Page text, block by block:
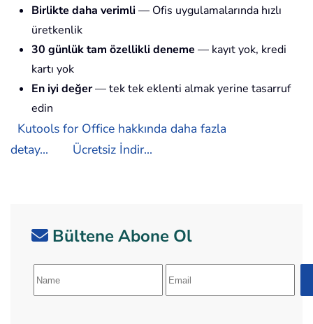
Birlikte daha verimli — Ofis uygulamalarında hızlı
üretkenlik
30 günlük tam özellikli deneme — kayıt yok, kredi
kartı yok
En iyi değer— tek tek eklenti almak yerine tasarruf
edin
Kutools for Office hakkında daha fazla
detay...
Ücretsiz İndir...
Bültene Abone Ol